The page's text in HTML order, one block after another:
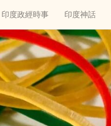
印度政經時事 印度神話